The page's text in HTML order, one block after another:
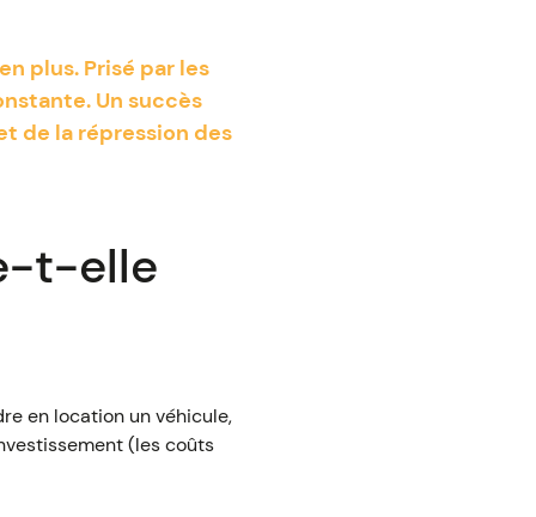
plus. Prisé par les
Un succès
de la répression des
t-elle
en location un véhicule,
(les coûts